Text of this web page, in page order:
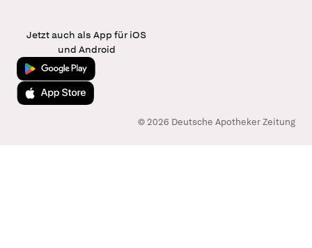
Jetzt auch als App für iOS
und Android
Jetzt bei Google Play
Laden im App Store
© 2026 Deutsche Apotheker Zeitung